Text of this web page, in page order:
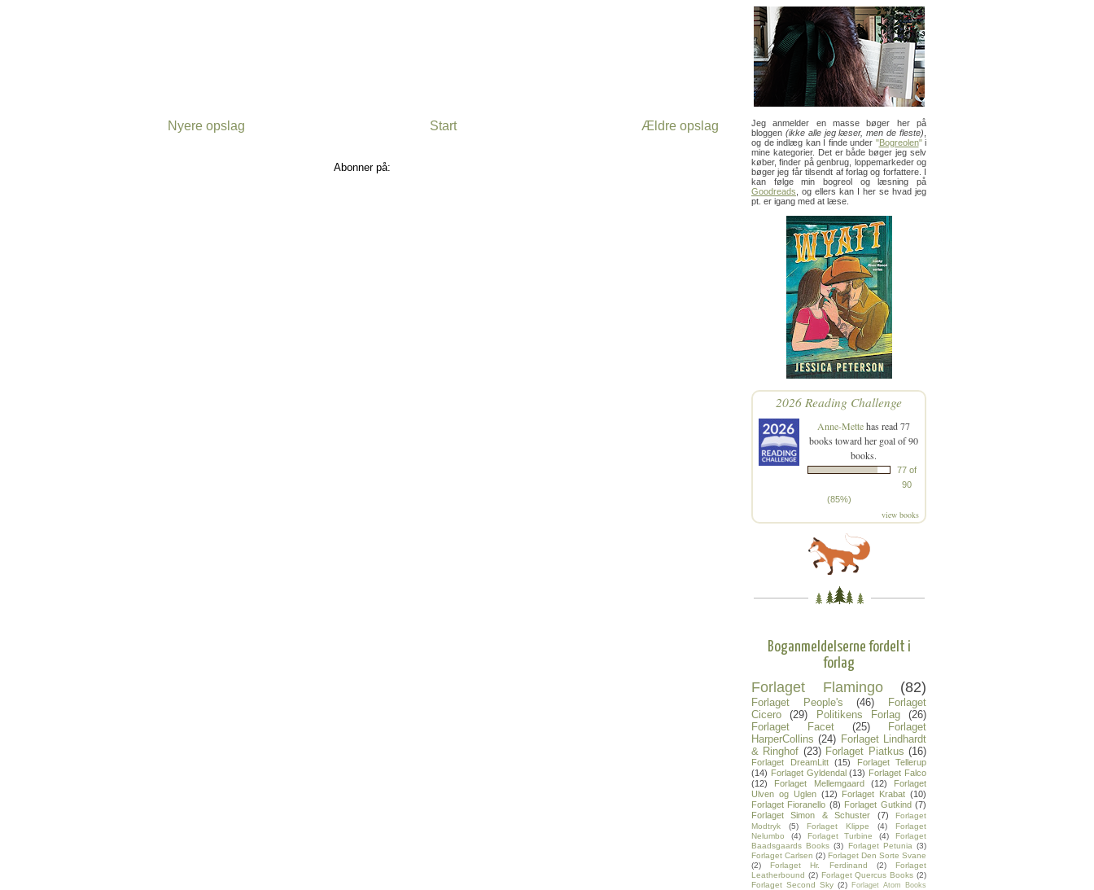
Nyere opslag Ældre opslag
Start
Abonner på:
Jeg anmelder en masse bøger her på
bloggen (ikke alle jeg læser, men de fleste)
og de indlæg kan I finde under "Bogreolen"i
mine kategorier. Det er både bøger jeg selv
køber, finder på genbrug, loppemarkeder og
bøger jeg får tilsendt af forlag og forfattere. I
kan følge min bogreol og læsning på
Goodreads , og ellers kan I her se hvad jeg
pt. er igang med at læse.
2026 Reading Challenge
Anne-Mettehas read 77
books toward her goal of 90
books.
77 of
90
(85%)
view books
Boganmeldelserne fordelt i
forlag
Forlaget Flamingo (82)
Forlaget People's (46)
Forlaget
Cicero
(29) Politikens Forlag
(26)
Forlaget Facet
(25)
Forlaget
HarperCollins (24) Forlaget Lindhardt
& Ringhof (23) Forlaget Piatkus (16)
Forlaget DreamLitt (15)
Forlaget Tellerup
(14) Forlaget Gyldendal (13) Forlaget Falco
(12)
Forlaget Mellemgaard (12)
Forlaget
Ulven og Uglen (12) Forlaget Krabat (10)
Forlaget Fioranello (8) Forlaget Gutkind (7)
Forlaget Simon & Schuster
(7)
Forlaget
Modtryk
(5) Forlaget Klippe (4)
Forlaget
Nelumbo
(4) Forlaget Turbine (4)
Forlaget
Baadsgaards Books (3) Forlaget Petunia (3)
Forlaget Carlsen (2) Forlaget Den Sorte Svane
(2)
Forlaget Hr. Ferdinand (2)
Forlaget
Leatherbound (2) Forlaget Quercus Books (2)
Forlaget Second Sky (2) Forlaget Atom Books